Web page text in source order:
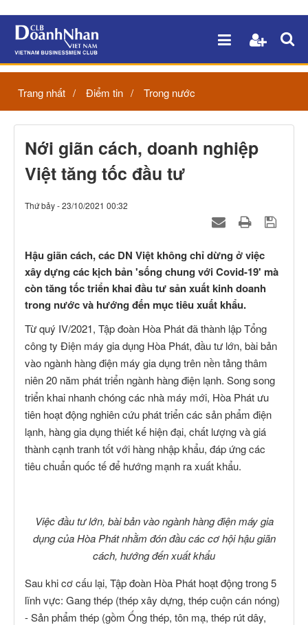
Trang nhất Điểm tin Trong nước
Nới giãn cách, doanh nghiệp
Việt tăng tốc đầu tư
Thứ bảy - 23/10/2021 00:32
Hậu giãn cách, các DN Việt không chỉ dừng ở việc
xây dựng các kịch bản 'sống chung với Covid-19' mà
còn tăng tốc triển khai đầu tư sản xuất kinh doanh
trong nước và hướng đến mục tiêu xuất khẩu.
Từ quý IV/2021, Tập đoàn Hòa Phát đã thành lập Tổng
công ty Điện máy gia dụng Hòa Phát, đầu tư lớn, bài bản
vào ngành hàng điện máy gia dụng trên nền tảng thâm
niên 20 năm phát triển ngành hàng điện lạnh. Song song
triển khai nhanh chóng các nhà máy mới, Hòa Phát ưu
tiên hoạt động nghiên cứu phát triển các sản phẩm điện
lạnh, hàng gia dụng thiết kế hiện đại, chất lượng và giá
thành cạnh tranh tốt với hàng nhập khẩu, đáp ứng các
tiêu chuẩn quốc tế để hướng mạnh ra xuất khẩu.
Việc đầu tư lớn, bài bản vào ngành hàng điện máy gia
dụng của Hòa Phát nhằm đón đầu các cơ hội hậu giãn
cách, hướng đến xuất khẩu
Sau khi cơ cấu lại, Tập đoàn Hòa Phát hoạt động trong 5
lĩnh vực: Gang thép (thép xây dựng, thép cuộn cán nóng)
- Sản phẩm thép (gồm Ống thép, tôn mạ, thép rút dây,